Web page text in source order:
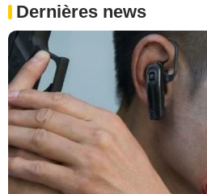
Dernières news